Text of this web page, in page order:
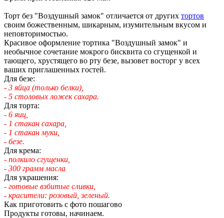
Торт без "Воздушный замок" отличается от других тортов
своим божественным, шикарным, изумительным вкусом и
неповторимостью.
Красивое оформление тортика "Воздушный замок" и
необычное сочетание мокрого бисквита со сгущенкой и
тающего, хрустящего во рту безе, вызовет восторг у всех
ваших приглашенных гостей.
Для безе:
- 3 яйца (только белки),
- 5 столовых ложек сахара.
Для торта:
- 6 яиц,
- 1 стакан сахара,
- 1 стакан муки,
- безе.
Для крема:
- полкило сгущенки,
- 300 грамм масла
Для украшения:
- готовые взбитые сливки,
- красители: розовый, зеленый.
Как приготовить с фото пошагово
Продукты готовы, начинаем.